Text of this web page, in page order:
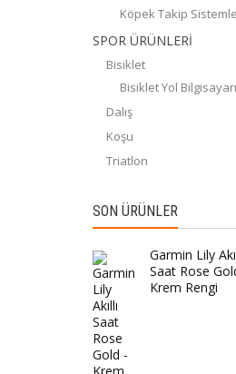
Köpek Takip
SPOR ÜRÜNLERİ
Bisiklet
Bisiklet Yol Bilgisayarı
Dalış
Koşu
Triatlon
SON ÜRÜNLER
Garmin Lily
Saat Rose
Krem Rengi